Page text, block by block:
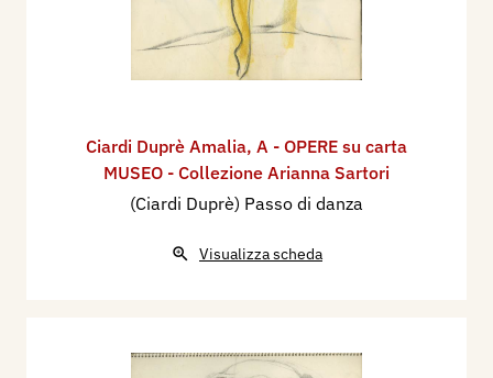
Ciardi Duprè Amalia, A - OPERE su carta
MUSEO - Collezione Arianna Sartori
(Ciardi Duprè) Passo di danza
Visualizza scheda